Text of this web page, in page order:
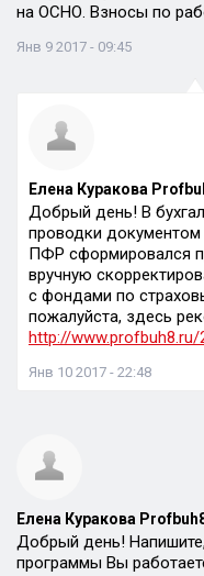
на ОСНО. Взносы по
Янв 9 2017 - 09:45
Елена Куракова
Добрый день! В
проводки документом
ПФР сформировался
вручную
с фондами по
пожалуйста, здесь
http://
Янв 10 2017 - 22:48
Елена Куракова
Добрый день!
программы Вы